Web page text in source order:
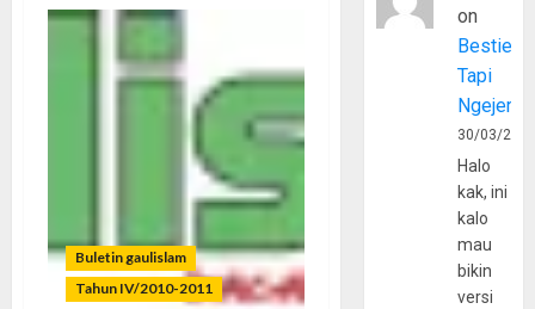
Buletin gaulislam
Tahun IV/2010-2011
on
Bestie
Tapi
30/03/
Halo
kak, ini
kalo
mau
bikin
versi